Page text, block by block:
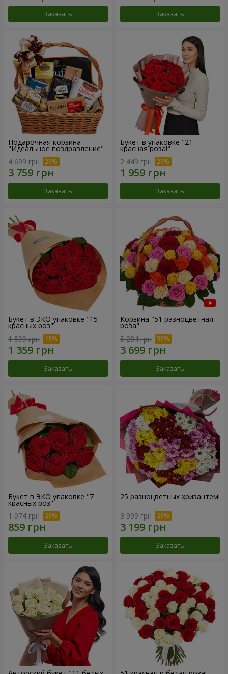
Заказать Заказать
Подарочная корзина
"Идеальное поздравление"
4 699 грн
Заказать
Букет в упаковке "21
красная роза!"
2 449 грн
Заказать
Букет в ЭКО упаковке "15
красных роз"
1 599 грн
Заказать
Корзина "51 разноцветная
роза"
5 284 грн
Заказать
Букет в ЭКО упаковке "7
красных роз"
1 074 грн
Заказать
25 разноцветных хризантем!
3 999 грн
Заказать